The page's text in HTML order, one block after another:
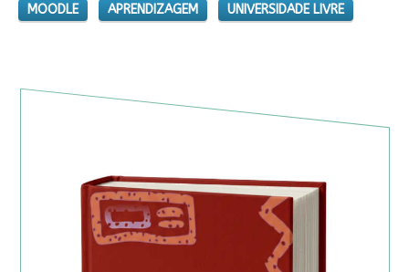
MOODLE
APRENDIZAGEM UNIVERSIDADE LIVRE